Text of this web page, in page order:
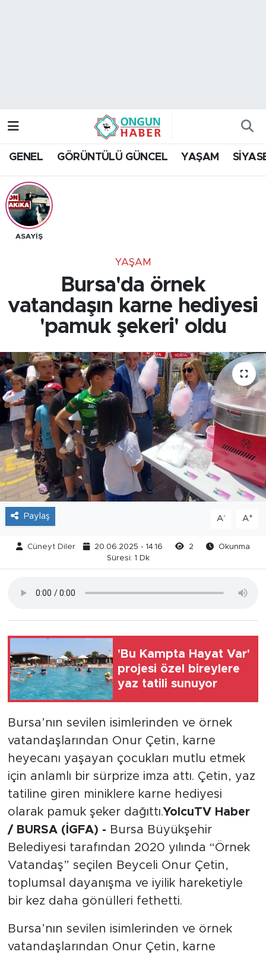
GENEL GÖRÜNTÜLÜ GÜNCEL YAŞAM
ASAYİŞ
YAŞAM
Bursa'da örnek
vatandaşın karne hediyesi
'pamuk şekeri' oldu
Paylaş A- A+
Cüneyt Diler 20.06.2025 - 14:16 2
Okunma
Süresi: 1 Dk
'Bu Kampta Hayat Var'
projesi özel bireylere
yaz tatili sunuyor
Bursa’nın sevilen isimlerinden ve örnek
vatandaşlarından Onur Çetin, karne
heyecanı yaşayan çocukları mutlu etmek
için anlamlı bir sürprize imza attı. Çetin, yaz
tatiline giren miniklere karne hediyesi
olarak pamuk şeker dağıttı.YolcuTV Haber
/ BURSA (İGFA) - Bursa Büyükşehir
Belediyesi tarafından 2020 yılında “Örnek
Vatandaş” seçilen Beyceli Onur Çetin,
toplumsal dayanışma ve iyilik hareketiyle
bir kez daha gönülleri fethetti.
Bursa’nın sevilen isimlerinden ve örnek
vatandaşlarından Onur Çetin, karne
Trafik Durumu
Tüm Manşetler
Son Dakika Haberleri